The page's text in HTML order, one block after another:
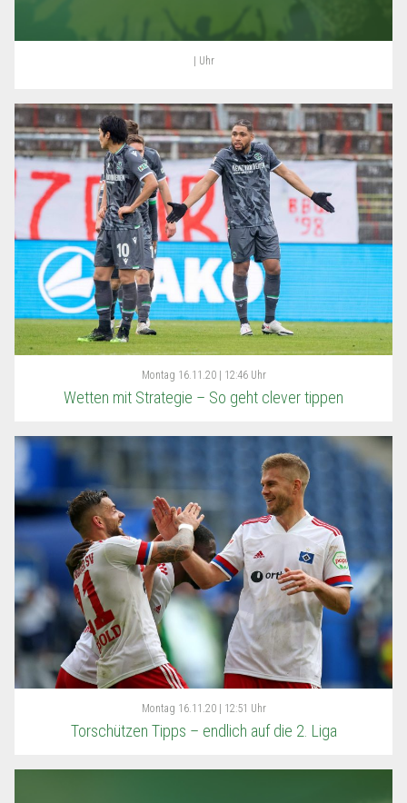
| Uhr
Montag 16.11.20 | 12:46 Uhr
Wetten mit Strategie – So geht clever tippen
Montag 16.11.20 | 12:51 Uhr
Torschützen Tipps – endlich auf die 2. Liga